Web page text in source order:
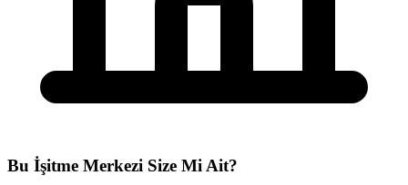
Bu İşitme Merkezi Size Mi Ait?